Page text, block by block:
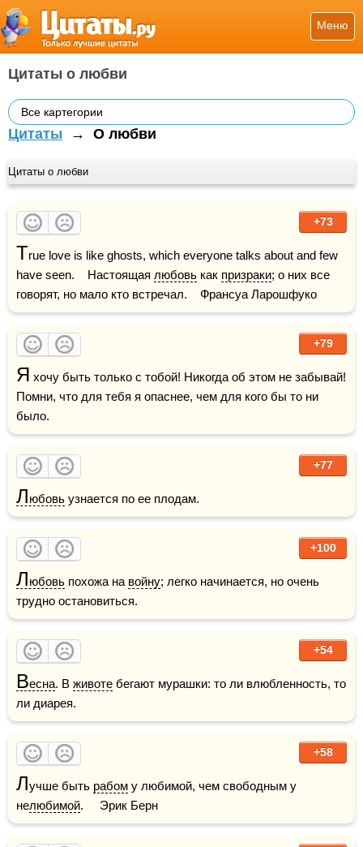
Меню
Цитаты о любви
Все картегории
Цитаты → О любви
Цитаты о любви
+73
True love is like ghosts, which everyone talks about and few
have seen.    Настоящая любовь как призраки; о них все
говорят, но мало кто встречал.    Франсуа Ларошфуко
+79
Я хочу быть только с тобой! Никогда об этом не забывай!
Помни, что для тебя я опаснее, чем для кого бы то ни
было.
+77
Любовь узнается по ее плодам.
+100
Любовь похожа на войну; легко начинается, но очень
трудно остановиться.
+54
Весна. В животе бегают мурашки: то ли влюбленность, то
ли диарея.
+58
Лучше быть рабом у любимой, чем свободным у
нелюбимой.     Эрик Берн